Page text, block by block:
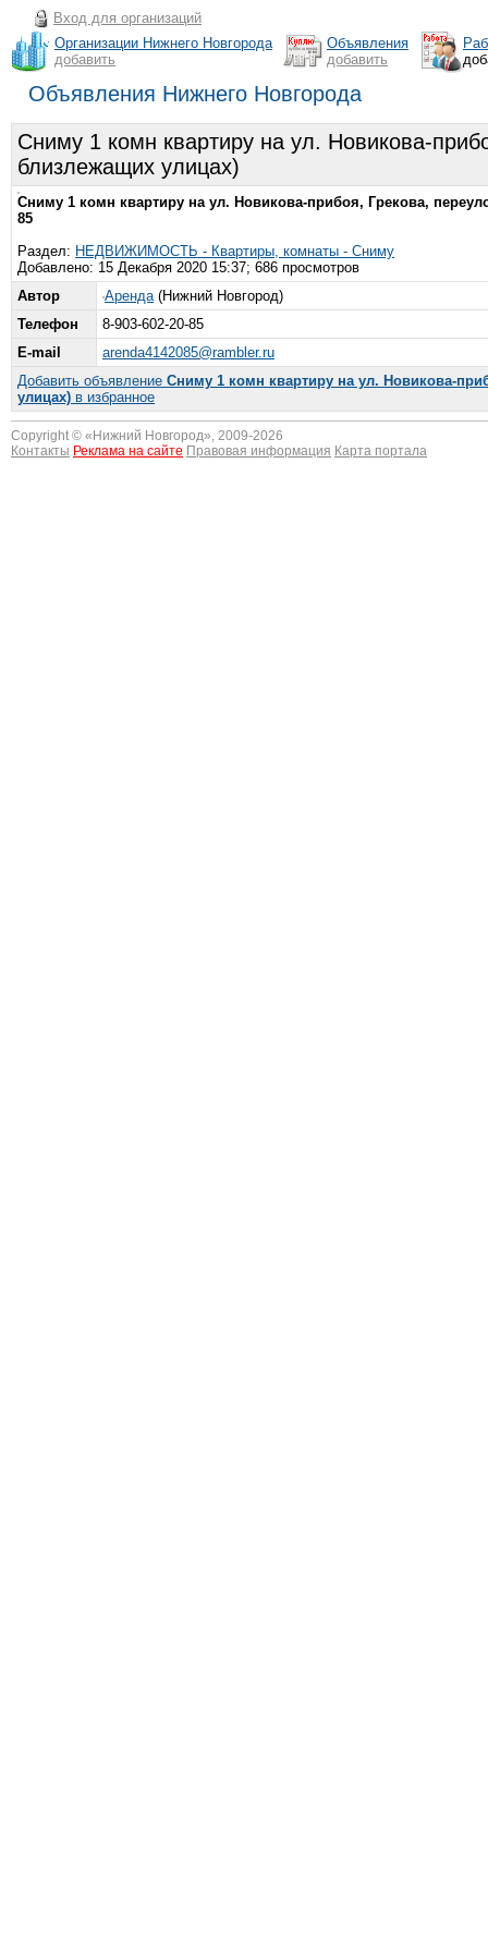
Вход для организаций
Организации Нижнего Новгорода
добавить
Объявления
добавить
Объявления Нижнего Новгорода
Сниму 1 комн квартиру на ул. Новикова-
близлежащих улицах)
Сниму 1 комн квартиру на ул. Новикова-прибоя, Грекова,
85
Раздел: НЕДВИЖИМОСТЬ - Квартиры, комнаты - Сниму
Добавлено: 15 Декабря 2020 15:37; 686 просмотров
Автор
Аренда(Нижний Новгород)
Телефон
8-903-602-20-85
E-mail
arenda4142085@rambler.ru
Добавить объявление Сниму 1 комн квартиру на ул. Новикова-
улицах) в избранное
Copyright © « Нижний Новгород», 2009-2026
Контакты Реклама на сайте Правовая информация Карта портала